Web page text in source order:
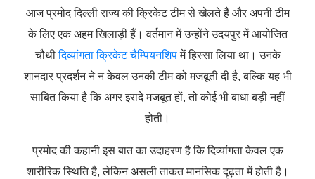
आज प्रमोद दिल्ली राज्य की क्रिकेट टीम से खेलते हैं और अपनी टीम
के लिए एक अहम खिलाड़ी हैं। वर्तमान में उन्होंने उदयपुर में आयोजित
चौथीदिव्यांगता क्रिकेट चैम्पियनशिपमें हिस्सा लिया था। उनके
शानदार प्रदर्शन ने न केवल उनकी टीम को मजबूती दी है, बल्कि यह भी
साबित किया है कि अगर इरादे मजबूत हों, तो कोई भी बाधा बड़ी नहीं
होती।
प्रमोद की कहानी इस बात का उदाहरण है कि दिव्यांगता केवल एक
शारीरिक स्थिति है, लेकिन असली ताकत मानसिक दृढ़ता में होती है।